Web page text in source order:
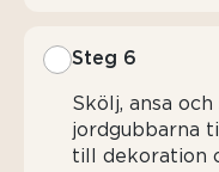
Steg 6
Skölj, ansa
jordgubbarna
till dekoration